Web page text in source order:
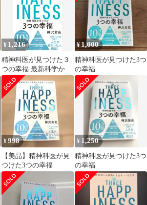
¥ 1,216
精神科医が見つけた３
つの幸福 最新科学から
最高の人生をつくる方
法/飛鳥新社/樺沢紫苑
（単行本（ソフトカバ
ー））
¥ 1,000
精神科医が見つけた3つ
の幸福
¥998
【美品】精神科医が見
つけた3つの幸福
¥ 1,250
精神科医が見つけた3つ
の幸福